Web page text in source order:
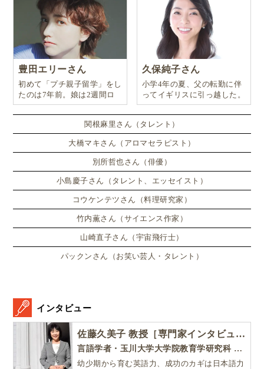
証対象になりますから、タクシーで病院へ行かれる場
合には、必ずレシートをもらいましょう！
中国語でレシート及び領収書は「发票（ファーピャ
オ）」と言います。
豊田エリーさん
初めて「プチ親子留学」をし
たのは7年前。娘は2週間ロ
ンドンのサマースクールに通
い、英語劇に挑戦したり、
久保純子さん
小学4年の夏、父の転勤に伴
ってイギリスに引っ越した。
関根麻里さん（タレント）
大橋マキさん（アロマセラピスト）
別所哲也さん（俳優）
小島慶子さん（タレント、エッセイスト）
コウケンテツさん（料理研究家）
竹内薫さん（サイエンス作家）
山崎直子さん（宇宙飛行士）
パックンさん（お笑い芸人・タレント）
インタビュー
佐藤久美子 教授［専門家インタビュー］
言語学者・玉川大学大学院教育学研究科 教授・NHK「えいごであそぼ」総合指導
幼少期から育む英語力、成功のカギは日本語力